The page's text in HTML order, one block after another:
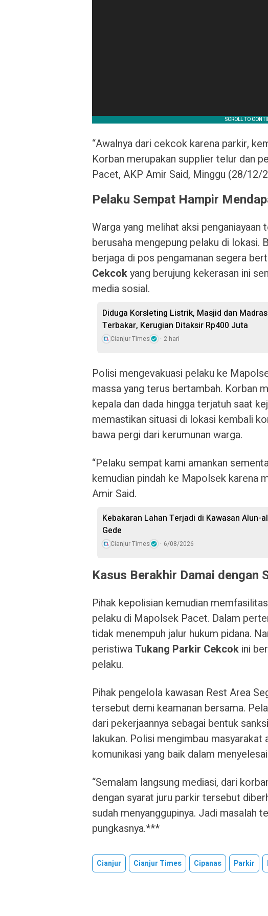
“Awalnya dari cekcok karena parkir,
Korban merupakan supplier telur dan
Pacet, AKP Amir Said, Minggu (28/12/
Pelaku Sempat Hampir
Warga yang melihat aksi
berusaha mengepung pelaku di lokasi.
berjaga di pos pengamanan segera
Cekcokyang berujung kekerasan ini
media sosial.
Diduga Korsleting Listrik, Masjid dan
Terbakar, Kerugian Ditaksir Rp400 Juta
Cianjur Times 2 hari
Polisi mengevakuasi pelaku ke
massa yang terus bertambah. Korban
kepala dan dada hingga terjatuh saat
memastikan situasi di lokasi kembali
bawa pergi dari kerumunan warga.
“Pelaku sempat kami amankan
kemudian pindah ke Mapolsek karena
Amir Said.
Kebakaran Lahan Terjadi di Kawasan Alun-
Gede
Cianjur Times 6/08/2026
Kasus Berakhir Damai dengan
Pihak kepolisian kemudian
pelaku di Mapolsek Pacet. Dalam
tidak menempuh jalur hukum pidana.
peristiwaTukang Parkir Cekcok ini
pelaku.
Pihak pengelola kawasan Rest Area
tersebut demi keamanan bersama.
dari pekerjaannya sebagai bentuk
lakukan. Polisi mengimbau masyarakat
komunikasi yang baik dalam
“Semalam langsung mediasi, dari
dengan syarat juru parkir tersebut
sudah menyanggupinya. Jadi masalah
pungkasnya.***
Cianjur Cianjur Times Cipanas Parkir